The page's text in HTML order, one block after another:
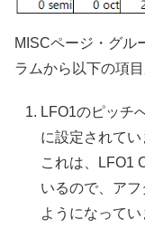
MISCページ・グル
ラムから以下の項
LFO1のピッチ
に設定されてい
これは、LFO1
いるので、ア
ようになってい